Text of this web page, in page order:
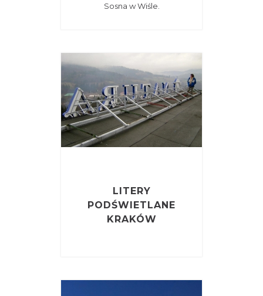
Sosna w Wiśle.
LITERY
PODŚWIETLANE
KRAKÓW